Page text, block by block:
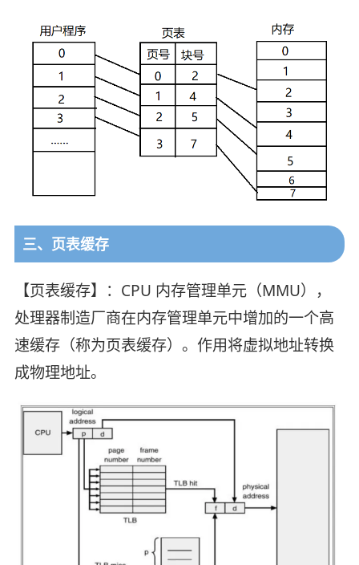
三、页表缓存
【页表缓存】：CPU 内存管理单元（MMU），
处理器制造厂商在内存管理单元中增加的一个高
速缓存（称为页表缓存）。作用将虚拟地址转换
成物理地址。